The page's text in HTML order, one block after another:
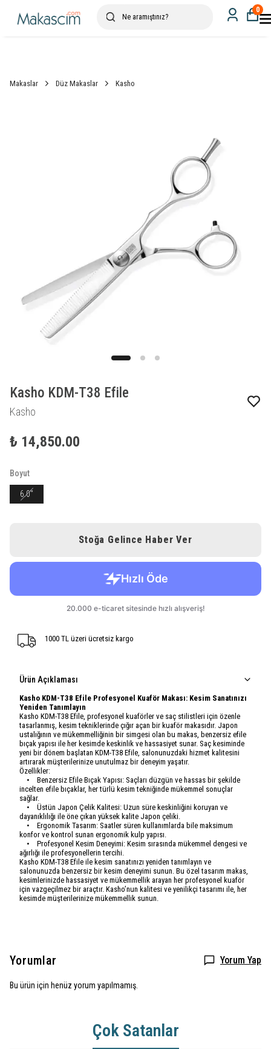
0
Makaslar Düz Makaslar Kasho
Kasho
Kasho KDM-T38 Efile
₺ 14,850.00
Boyut
6.0"
Stoğa Gelince Haber Ver
1000 TL üzeri ücretsiz kargo
Ürün Açıklaması
Kasho KDM-T38 Efile Profesyonel Kuaför Makası: Kesim Sanatınızı
Yeniden Tanımlayın
Kasho KDM-T38 Efile, profesyonel kuaförler ve saç stilistleri için özenle
tasarlanmış, kesim tekniklerinde çığır açan bir kuaför makasıdır. Japon
ustalığının ve mükemmelliğinin bir simgesi olan bu makas, benzersiz efile
bıçak yapısı ile her kesimde keskinlik ve hassasiyet sunar. Saç kesiminde
yeni bir dönem başlatan KDM-T38 Efile, salonunuzdaki hizmet kalitesini
artırarak müşterilerinize unutulmaz bir deneyim yaşatır.
Özellikler:
• Benzersiz Efile Bıçak Yapısı: Saçları düzgün ve hassas bir şekilde
incelten efile bıçaklar, her türlü kesim tekniğinde mükemmel sonuçlar
sağlar.
• Üstün Japon Çelik Kalitesi: Uzun süre keskinliğini koruyan ve
dayanıklılığı ile öne çıkan yüksek kalite Japon çeliki.
• Ergonomik Tasarım: Saatler süren kullanımlarda bile maksimum
konfor ve kontrol sunan ergonomik kulp yapısı.
• Profesyonel Kesim Deneyimi: Kesim sırasında mükemmel dengesi ve
ağırlığı ile profesyonellerin tercihi.
Kasho KDM-T38 Efile ile kesim sanatınızı yeniden tanımlayın ve
salonunuzda benzersiz bir kesim deneyimi sunun. Bu özel tasarım makas,
kesimlerinizde hassasiyet ve mükemmellik arayan her profesyonel kuaför
için vazgeçilmez bir araçtır. Kasho’nun kalitesi ve yenilikçi tasarımı ile, her
kesimde müşterilerinize mükemmellik sunun.
Yorumlar Yorum Yap
Bu ürün için henüz yorum yapılmamış.
Çok Satanlar